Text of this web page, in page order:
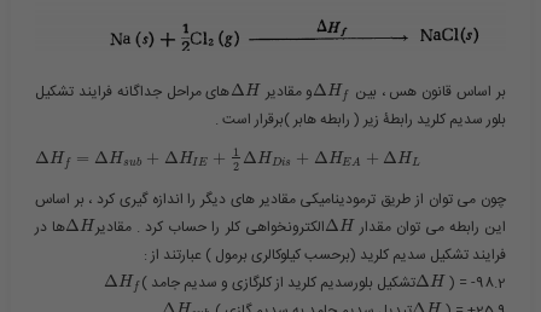
بر اساس قانون هس ، بین ​ ΔH f ​و مقادیر ​ ΔH
​های مراحل جداگانه فرایند تشکیل
بلور سدیم کلرید رابطۀ زیر ( رابطه هابر )برقرار است .
ΔH f = ΔH sub + ΔHI E +
1
2 ΔH Dis + ΔHEA + ΔH L
چون می توان از طریق ترمودینامیکی مقادیر های دیگر را اندازه گیری کرد ، بر اساس
این رابطه می توان مقدار ​
ΔH ​الکترونخواهی کلر را حساب کرد . مقادیر​ ΔH
​ها در
فرایند تشکیل سدیم کلرید (برحسب کیلوکالری برمول ) عبارتند از :
98.2- = ( ​
ΔH ​تشکیل بلورسدیم کلرید از کلرگازی و سدیم جامد )​ ΔH f